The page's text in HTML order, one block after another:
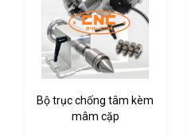
Bộ trục chống tâm kèm
mâm cặp